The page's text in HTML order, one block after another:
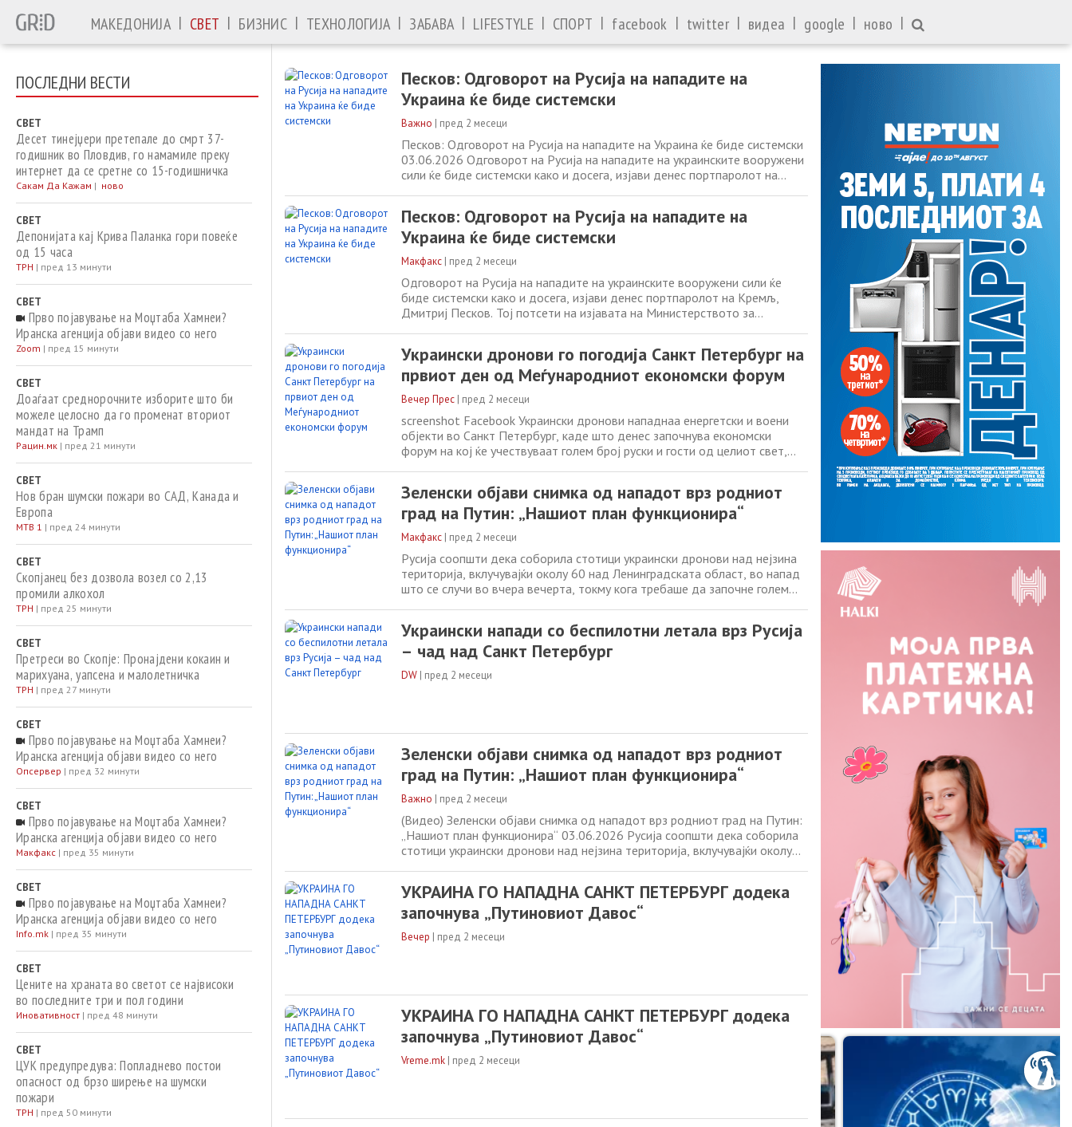
МАКЕДОНИЈА | СВЕТ | БИЗНИС | ТЕХНОЛОГИЈА | ЗАБАВА | LIFESTYLE | СПОРТ | facebook | twitter | видеа | google | ново |
ПОСЛЕДНИ ВЕСТИ
СВЕТ
Десет тинејџери претепале до смрт 37-
годишник во Пловдив, го намамиле преку
интернет да се сретне со 15-годишничка
Сакам Да Кажам | ново
СВЕТ
Депонијата кај Крива Паланка гори повеќе
од 15 часа
ТРН | пред 13 минути
СВЕТ
Прво појавување на Моџтаба Хамнеи?
Иранска агенција објави видео со него
Zoom | пред 15 минути
СВЕТ
Доаѓаат среднорочните изборите што би
можеле целосно да го променат вториот
мандат на Трамп
Рацин.мк | пред 21 минути
СВЕТ
Нов бран шумски пожари во САД, Канада и
Европа
МТВ 1 | пред 24 минути
СВЕТ
Скопјанец без дозвола возел со 2,13
промили алкохол
ТРН | пред 25 минути
СВЕТ
Претреси во Скопје: Пронајдени кокаин и
марихуана, уапсена и малолетничка
ТРН | пред 27 минути
СВЕТ
Прво појавување на Моџтаба Хамнеи?
Иранска агенција објави видео со него
Опсервер | пред 32 минути
СВЕТ
Прво појавување на Моџтаба Хамнеи?
Иранска агенција објави видео со него
Макфакс | пред 35 минути
СВЕТ
Прво појавување на Моџтаба Хамнеи?
Иранска агенција објави видео со него
Info.mk | пред 35 минути
СВЕТ
Цените на храната во светот се највисоки
во последните три и пол години
Иновативност | пред 48 минути
СВЕТ
ЦУК предупредува: Попладнево постои
опасност од брзо ширење на шумски
пожари
ТРН | пред 50 минути
Песков: Одговорот на Русија на нападите на
Украина ќе биде системски
Важно | пред 2 месеци
Песков: Одговорот на Русија на нападите на Украина ќе биде системски
03.06.2026 Одговорот на Русија на нападите на украинските вооружени
сили ќе биде системски како и досега, изјави денес портпаролот на
украинските
Песков: Одговорот на Русија на нападите на
Украина ќе биде системски
Макфакс | пред 2 месеци
Одговорот на Русија на нападите на украинските вооружени сили ќе
биде системски како и досега, изјави денес портпаролот на Кремљ,
Дмитриј Песков. Тој потсети на изјавата на Министерството за
веќе се“, изјави Песков пред
Украински дронови го погодија Санкт Петербург на
првиот ден од Меѓународниот економски форум
Вечер Прес | пред 2 месеци
screenshot Facebook Украински дронови нападнаа енергетски и воени
објекти во Санкт Петербург, каде што денес започнува економски
форум на кој ќе учествуваат голем број руски и гости од целиот свет,
инфраструктурни објекти
Зеленски објави снимка од нападот врз родниот
град на Путин: „Нашиот план функционира“
Макфакс | пред 2 месеци
Русија соопшти дека соборила стотици украински дронови над нејзина
територија, вклучувајќи околу 60 над Ленинградската област, во напад
што се случи во вчера вечерта, токму кога требаше да започне голем
Путин, потврди дека
Украински напади со беспилотни летала врз Русија
– чад над Санкт Петербург
DW | пред 2 месеци
Зеленски објави снимка од нападот врз родниот
град на Путин: „Нашиот план функционира“
Важно | пред 2 месеци
(Видео) Зеленски објави снимка од нападот врз родниот град на Путин:
„Нашиот план функционира“ 03.06.2026 Русија соопшти дека соборила
стотици украински дронови над нејзина територија, вклучувајќи околу
Петербург. Александар
УКРАИНА ГО НАПАДНА САНКТ ПЕТЕРБУРГ додека
започнува „Путиновиот Давос“
Вечер | пред 2 месеци
УКРАИНА ГО НАПАДНА САНКТ ПЕТЕРБУРГ додека
започнува „Путиновиот Давос“
Vreme.mk | пред 2 месеци